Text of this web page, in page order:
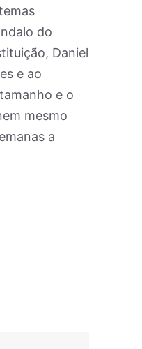
do
Daniel
e ao
e o
mesmo
a